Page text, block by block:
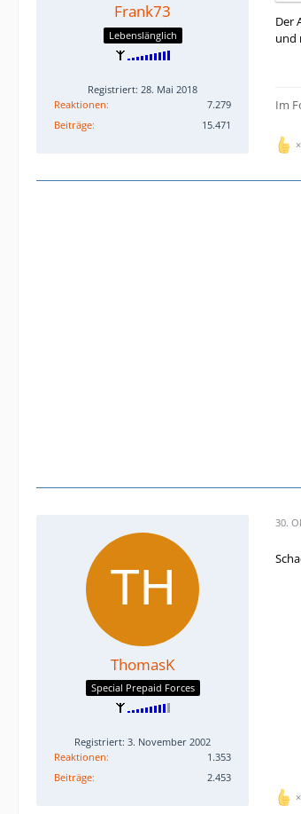
Frank73
Lebenslänglich
Registriert: 28. Mai 2018
Reaktionen
7.279
Beiträge
15.471
Der
und
Im
ThomasK
Special Prepaid Forces
Registriert: 3. November 2002
Reaktionen
1.353
Beiträge
2.453
30.